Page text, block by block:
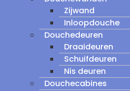
Zijwand
Inloopdouche
Douchedeuren
Draaideuren
Schuifdeuren
Nis deuren
Douchecabines